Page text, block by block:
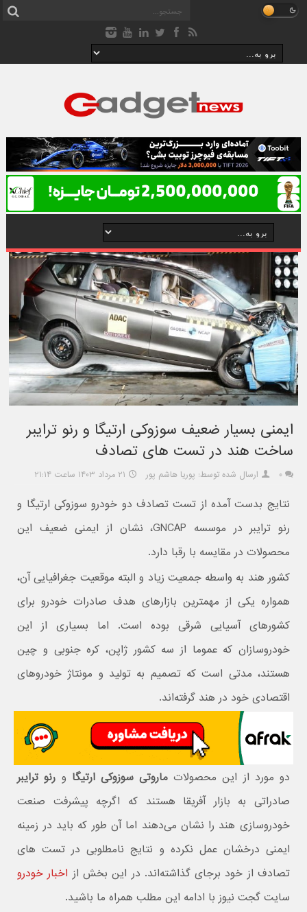
ایمنی بسیار ضعیف سوزوکی ارتیگا و رنو ترایبر
ساخت هند در تست های تصادف
۰ ارسال شده توسط: پوریا هاشم پور ۲۱ مرداد ۱۴۰۳ ساعت ۲۱:۱۴
نتایج بدست آمده از تست تصادف دو خودرو سوزوکی ارتیگا و
رنو ترایبر در موسسه GNCAP، نشان از ایمنی ضعیف این
محصولات در مقایسه با رقبا دارد.
کشور هند به واسطه جمعیت زیاد و البته موقعیت جغرافیایی آن،
همواره یکی از مهمترین بازارهای هدف صادرات خودرو برای
کشورهای آسیایی شرقی بوده است. اما بسیاری از این
خودروسازان که عموما از سه کشور ژاپن، کره جنوبی و چین
هستند، مدتی است که تصمیم به تولید و مونتاژ خودروهای
اقتصادی خود در هند گرفته‌اند.
دو مورد از این محصولات ماروتی سوزوکی ارتیگا و رنو ترایبر
صادراتی به بازار آفریقا هستند که اگرچه پیشرفت صنعت
خودروسازی هند را نشان می‌دهند اما آن طور که باید در زمینه
ایمنی درخشان عمل نکرده و نتایج نامطلوبی در تست های
تصادف از خود برجای گذاشته‌اند. در این بخش از اخبار خودرو
سایت گجت نیوز با ادامه این مطلب همراه ما باشید.